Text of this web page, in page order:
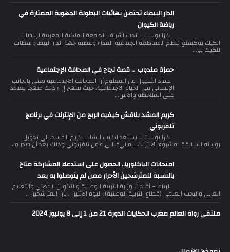
الدار البيضاء تحتضن نهائيات البطولة الجهوية الممتازة في
رياضة الكيوان
كازا بوست : تحت اشراف الجامعة الملكية المغربية لرياضات
الكيك بوكسنغ تنظم المقاطعة الجماعية الفداء وعصبة جهة الدار البيضاء سطات
للكيك بو...
حمزة مندوب .. قصة نجاح في الصحافة الإجتماعية
عماد اشنيول من المعلوم أن الصحافة الاجتماعية تعنى بالجانب
الإنساني في الحياة الاجتماعية، حيث تنتهج إزاء ذلك منهجا يعتمد
على الملاحظة والاس...
كريم المشد يناقش كيفيه الربح من الإنترنت في برنامج
تلفزيوني
كازا بوست : يستعد لكاتب الشاب كريم المشد، الي تحويل
رواياته السابقة "مشروع الانترنت المالي"، الي عمل تلفزيوني وذلك بعد أن صدر م...
امتحانات الباكلوريا.. الحصول على استدعاء المشاركة متاح
بالنسبة للمترشحين الأحرار ممن لم يتوصلوا به بعد
الرباط – أفادت وزارة التربية الوطنية والتكوين المهني والتعليم
العالي والبحث العلمي (قطاع التربية الوطنية)، اليوم الاثنين ، بأن المترشحين ...
ملتقى رواة العالم مغرب الحكايات الدورة 21 من 1 إلى 8 يوليوز 2024